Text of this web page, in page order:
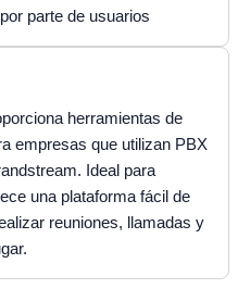
parte de usuarios
herramientas de
empresas que utilizan PBX
Ideal para
una plataforma fácil de
reuniones, llamadas y